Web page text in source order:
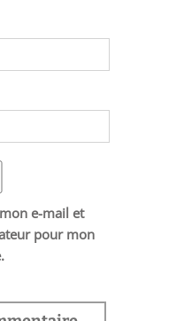
e-mail et
pour mon